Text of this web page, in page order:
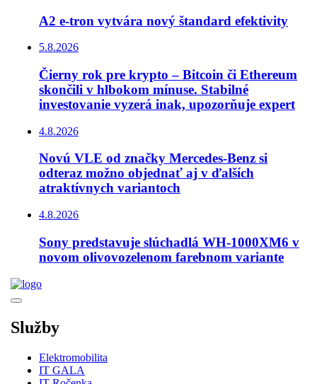
A2 e-tron vytvára nový štandard efektivity
5.8.2026
Čierny rok pre krypto – Bitcoin či Ethereum
skončili v hlbokom mínuse. Stabilné
investovanie vyzerá inak, upozorňuje expert
4.8.2026
Novú VLE od značky Mercedes-Benz si
odteraz možno objednať aj v ďalších
atraktívnych variantoch
4.8.2026
Sony predstavuje slúchadlá WH-1000XM6 v
novom olivovozelenom farebnom variante
Služby
Elektromobilita
IT GALA